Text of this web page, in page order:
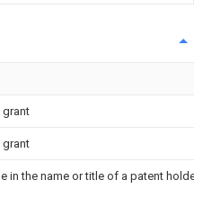
grant
grant
in the name or title of a patent holder